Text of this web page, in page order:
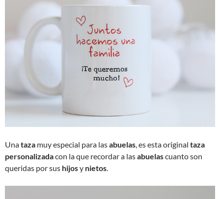
Unataza muy especial para lasabuelas, es esta original taza
personalizadacon la que recordar a lasabuelascuanto son
queridas por sus hijosy nietos.